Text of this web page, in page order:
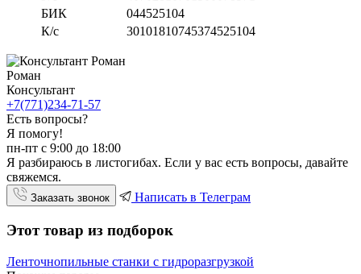
БИК
044525104
К/с
30101810745374525104
Роман
Консультант
+7(771)234-71-57
Есть вопросы?
Я помогу!
пн-пт с 9:00 до 18:00
Я разбираюсь в листогибах. Если у вас есть вопросы, давайте
свяжемся.
Заказать звонок Написать в Телеграм
Этот товар из подборок
Ленточнопильные станки с гидроразгрузкой